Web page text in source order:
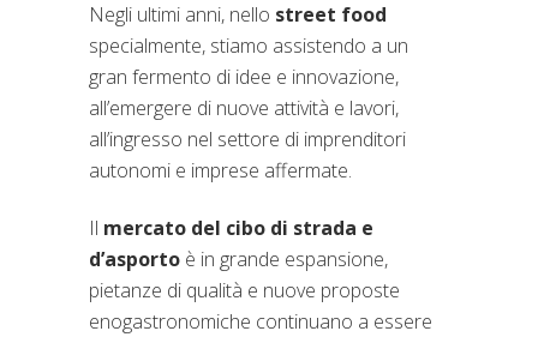
Negli ultimi anni, nello street food
specialmente, stiamo assistendo a un
gran fermento di idee e innovazione,
all’emergere di nuove attività e lavori,
all’ingresso nel settore di imprenditori
autonomi e imprese affermate.
Il mercato del cibo di strada e
d’asporto è in grande espansione,
pietanze di qualità e nuove proposte
enogastronomiche continuano a essere